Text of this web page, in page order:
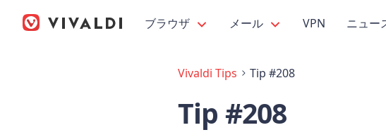
ブラウザ メール VPN ニュー
Vivaldi Tips Tip #208
Tip #208